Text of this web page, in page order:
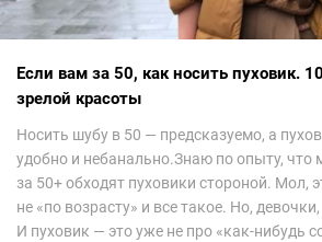
Если вам за 50, как носить пуховик.
зрелой красоты
Носить шубу в 50 — предсказуемо, а
удобно и небанально.Знаю по опыту,
за 50+ обходят пуховики стороной. Мол,
не «по возрасту» и все такое. Но,
И пуховик — это уже не про «как-нибудь